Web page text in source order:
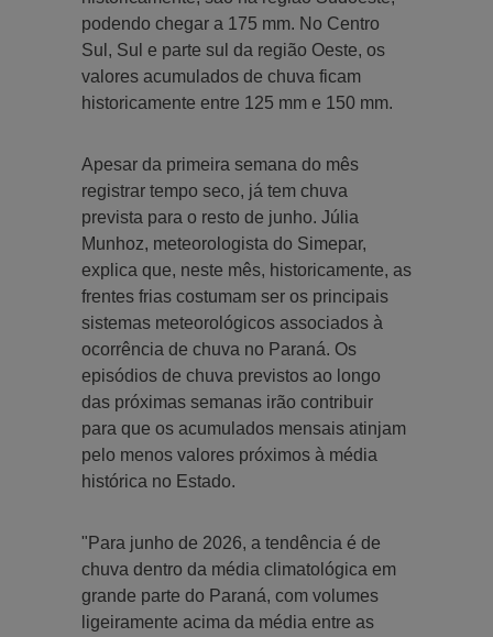
podendo chegar a 175 mm. No Centro
Sul, Sul e parte sul da região Oeste, os
valores acumulados de chuva ficam
historicamente entre 125 mm e 150 mm.
Apesar da primeira semana do mês
registrar tempo seco, já tem chuva
prevista para o resto de junho. Júlia
Munhoz, meteorologista do Simepar,
explica que, neste mês, historicamente, as
frentes frias costumam ser os principais
sistemas meteorológicos associados à
ocorrência de chuva no Paraná. Os
episódios de chuva previstos ao longo
das próximas semanas irão contribuir
para que os acumulados mensais atinjam
pelo menos valores próximos à média
histórica no Estado.
"Para junho de 2026, a tendência é de
chuva dentro da média climatológica em
grande parte do Paraná, com volumes
ligeiramente acima da média entre as